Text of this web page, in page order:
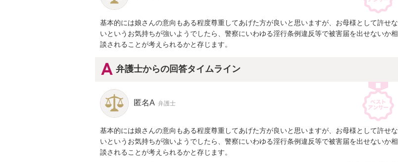
基本的には娘さんの意向もある程度尊重してあげた方が良いと思いますが、お母様として許せな
いというお気持ちが強いようでしたら、警察にいわゆる淫行条例違反等で被害届を出せないか相
談されることが考えられるかと存じます。
弁護士からの回答タイムライン
匿名A 弁護士
基本的には娘さんの意向もある程度尊重してあげた方が良いと思いますが、お母様として許せな
いというお気持ちが強いようでしたら、警察にいわゆる淫行条例違反等で被害届を出せないか相
談されることが考えられるかと存じます。